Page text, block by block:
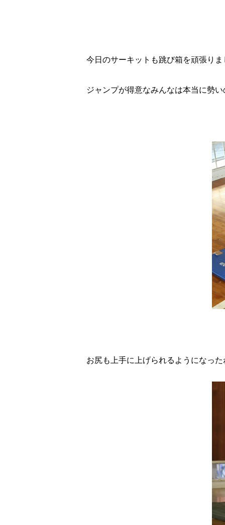
今日のサーキットも跳び箱を頑張りま
ジャンプが得意なみんなは本当に勢
お尻も上手に上げられるようになった